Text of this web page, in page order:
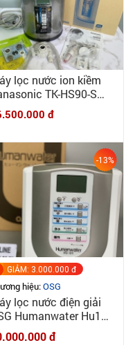
lọc nước ion kiềm
TK-HS90-S
100% - Combo máy
kiện lọc thô, vòi,
đ
-13%
GIẢM: 3.000.000 đ
hiệu:OSG
lọc nước điện giải
Humanwater Hu121
100%
đ